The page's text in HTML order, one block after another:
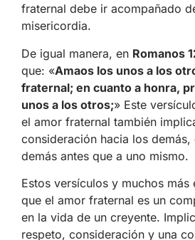
fraternal debe ir acompañado
misericordia.
De igual manera, en Romanos
que: «Amaos los unos a los
fraternal; en cuanto a honra,
unos a los otros;» Este
el amor fraternal también
consideración hacia los
demás antes que a uno mismo.
Estos versículos y muchos más
que el amor fraternal es un
en la vida de un creyente.
respeto, consideración y una